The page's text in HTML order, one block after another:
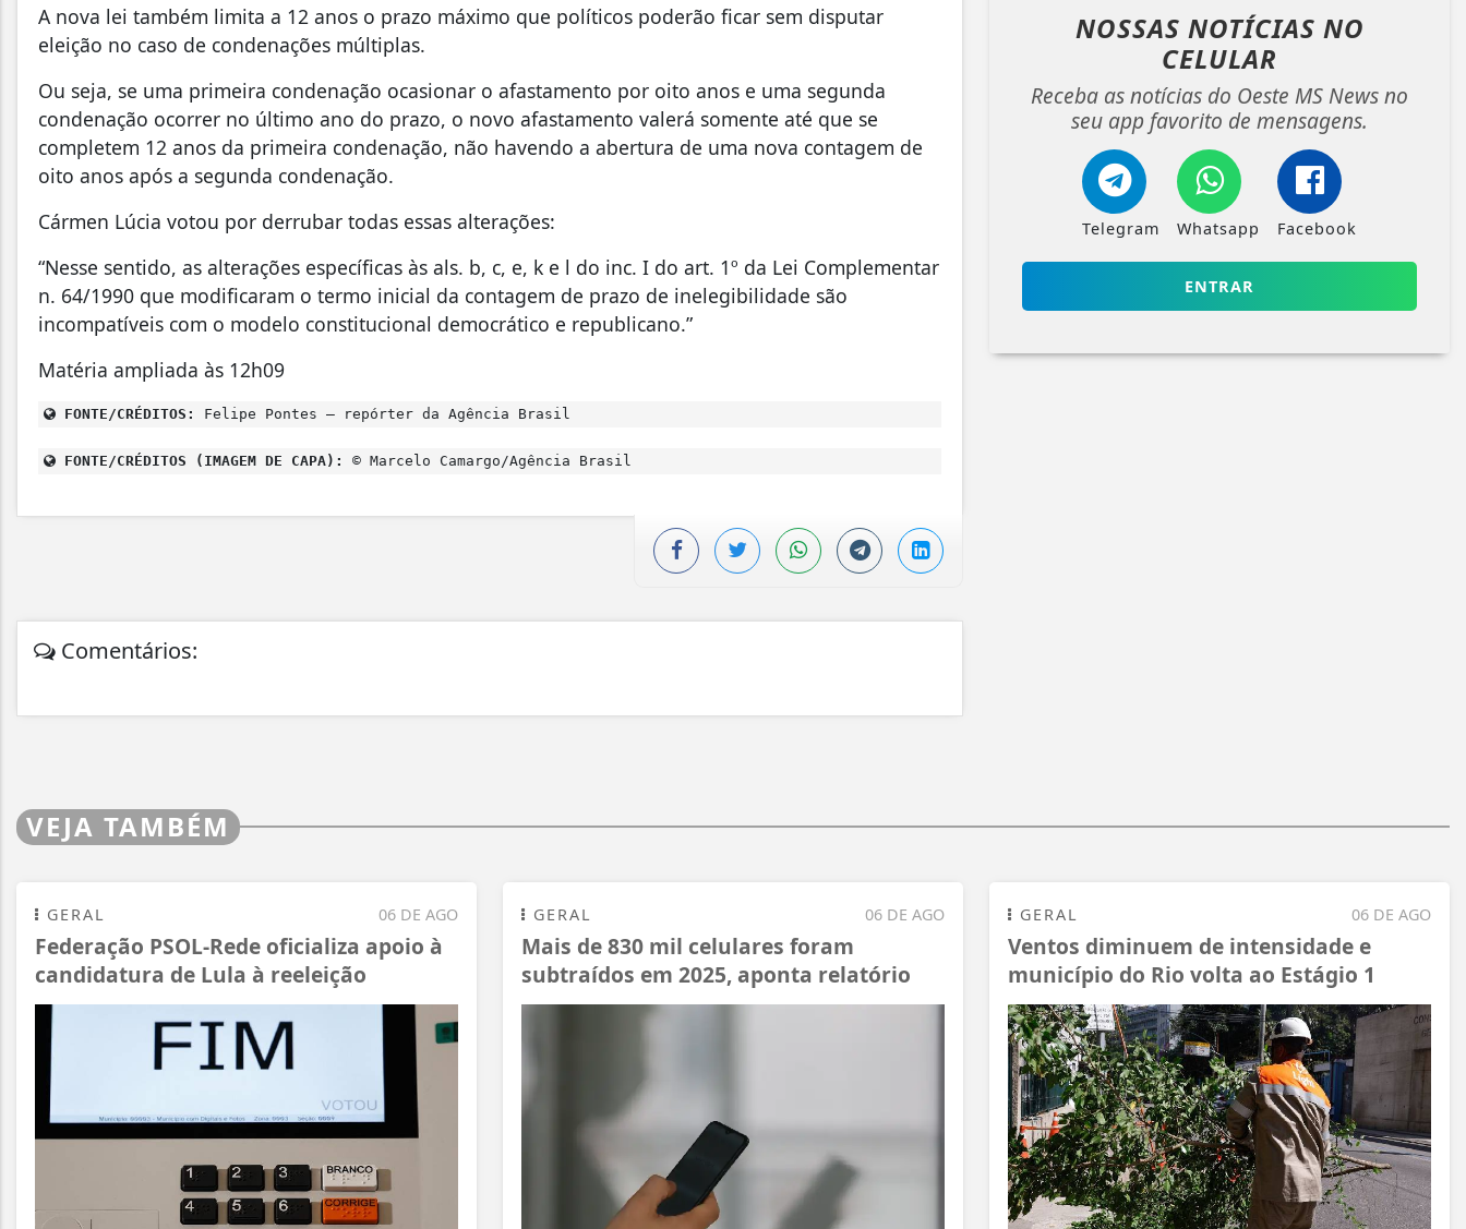
A nova lei também limita a 12 anos o prazo máximo que políticos poderão ficar sem disputar
eleição no caso de condenações múltiplas.
Ou seja, se uma primeira condenação ocasionar o afastamento por oito anos e uma segunda
condenação ocorrer no último ano do prazo, o novo afastamento valerá somente até que se
completem 12 anos da primeira condenação, não havendo a abertura de uma nova contagem de
oito anos após a segunda condenação.
Cármen Lúcia votou por derrubar todas essas alterações:
“Nesse sentido, as alterações específicas às als. b, c, e, k e l do inc. I do art. 1º da Lei Complementar
n. 64/1990 que modificaram o termo inicial da contagem de prazo de inelegibilidade são
incompatíveis com o modelo constitucional democrático e republicano.”
Matéria ampliada às 12h09
FONTE/CRÉDITOS: Felipe Pontes – repórter da Agência Brasil
FONTE/CRÉDITOS (IMAGEM DE CAPA): © Marcelo Camargo/Agência Brasil
Comentários:
NOSSAS NOTÍCIAS NO
CELULAR
Receba as notícias do Oeste MS News no
seu app favorito de mensagens.
Telegram Whatsapp Facebook
ENTRAR
VEJA TAMBÉM
06 DE AGO
GERAL
Federação PSOL-Rede oficializa apoio à
candidatura de Lula à reeleição
06 DE AGO
GERAL
Mais de 830 mil celulares foram
subtraídos em 2025, aponta relatório
06 DE AGO
GERAL
Ventos diminuem de intensidade e
município do Rio volta ao Estágio 1